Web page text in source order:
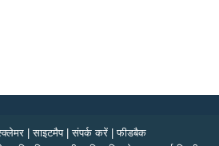
|साइटमैप|संपर्क करें |फीडबैक